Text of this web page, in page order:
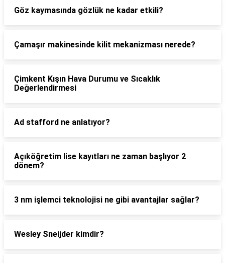
Göz kaymasında gözlük ne kadar etkili?
Çamaşır makinesinde kilit mekanizması nerede?
Çimkent Kışın Hava Durumu ve Sıcaklık
Değerlendirmesi
Ad stafford ne anlatıyor?
Açıköğretim lise kayıtları ne zaman başlıyor 2
dönem?
3 nm işlemci teknolojisi ne gibi avantajlar sağlar?
Wesley Sneijder kimdir?